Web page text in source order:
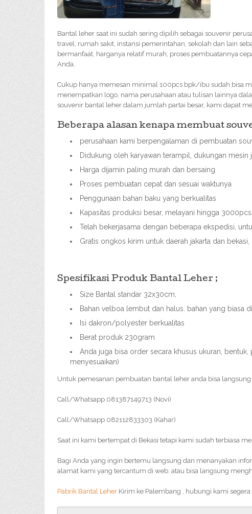
Bantal leher saat ini sudah sering dipilih sebagai souvenir
travel, rumah sakit, instansi pemerintahan, sekolah dan lain
bermanfaat, harganya relatif murah, proses pembuatannya
Anda.
Cukup hanya memesan minimal 100pcs bpk/ibu sudah bisa
menempatkan logo, nama perusahaan atau tulisan lainnya
souvenir bantal leher dalam jumlah partai besar, kami dapat
Beberapa alasan kenapa membuat
perusahaan kami berpengalaman di pembuatan
Didukung oleh karyawan terampil, dukungan
Harga dijamin paling murah dan bersaing
Proses pembuatan cepat dan sesuai waktunya
Penggunaan bahan baku yang berkualitas
Kapasitas produksi besar, melayani hingga
Telah bekerjasama dengan beberapa ekspedisi,
Gratis ongkos kirim untuk daerah jakarta dan
Spesifikasi Produk Bantal Leher ;
Size Bantal standar 32x30cm,
Bahan velboa lembut dan halus. bahan yang biasa
Isi dakron/polyester berkualitas
Berat produk 230gram
Anda juga bisa order secara khusus ukuran, bentuk,
menyesuaikan)
Untuk pemesanan pembuatan bantal leher anda bisa
Call/Whatsapp 081387149713 (Novi)
Call/Whatsapp 082112833303 (Kahar)
Saat ini kami bertempat di Bekasi tetapi kami sudah terbiasa
Bagi Anda yang ingin bertemu langsung dan menanyakan
alamat kami yang tercantum di web. atau bisa langsung
Pabrik Bantal Leher Kirim ke Palembang , hubungi kami